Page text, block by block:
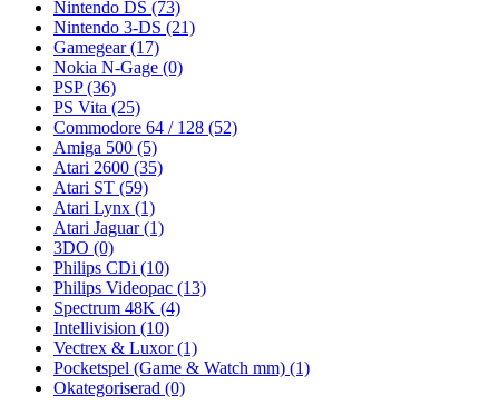
Nintendo DS (73)
Nintendo 3-DS (21)
Gamegear(17)
Nokia N-Gage (0)
PSP(36)
PS Vita (25)
Commodore 64 / 128 (52)
Amiga 500 (5)
Atari 2600 (35)
Atari ST (59)
Atari Lynx (1)
Atari Jaguar(1)
3DO (0)
Philips CDi (10)
Philips Videopac (13)
Spectrum 48K (4)
Intellivision (10)
Vectrex & Luxor(1)
Pocketspel (Game & Watch mm) (1)
Okategoriserad (0)